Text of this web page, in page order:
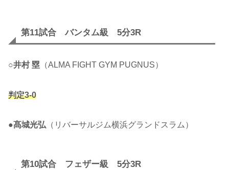
第11試合 バンタム級 5分3R
○井村 塁 （ALMA FIGHT GYM PUGNUS）
判定3-0
●髙城光弘 （リバーサルジム横浜グランドスラム）
第10試合 フェザー級 5分3R